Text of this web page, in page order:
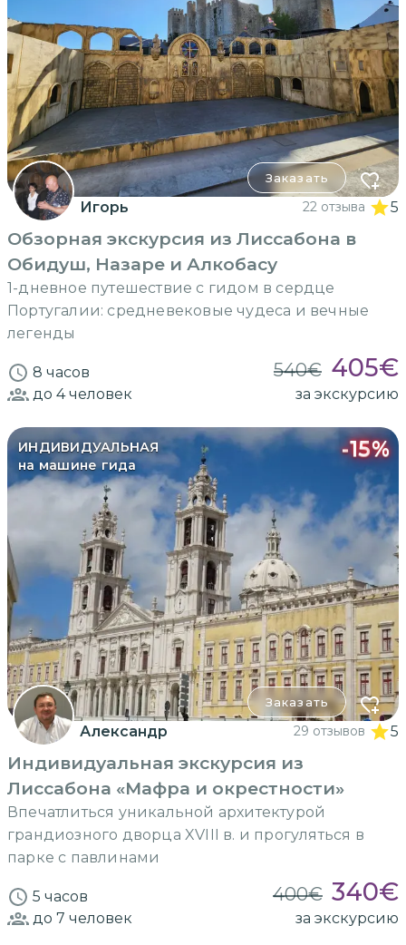
Заказать
Игорь 22 отзыва 5
Обзорная экскурсия из Лиссабона в
Обидуш, Назаре и Алкобасу
1-дневное путешествие с гидом в сердце
Португалии: средневековые чудеса и вечные
легенды
8 часов 540€ 405€
до 4человек за экскурсию
ИНДИВИДУАЛЬНАЯ
на машине гида
-15%
Заказать
Александр 29 отзывов 5
Индивидуальная экскурсия из
Лиссабона «Мафра и окрестности»
Впечатлиться уникальной архитектурой
грандиозного дворца XVIII в. и прогуляться в
парке с павлинами
5 часов 400€ 340€
до 7 человек за экскурсию